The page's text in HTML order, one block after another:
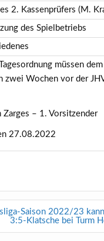
2. Kassenprüfers (M.
des Spielbetriebs
müssen
zwei Wochen vor der
Zarges – 1. Vorsitzender
27.08.2022
Saison 2022/23
3:5-Klatsche bei Turm